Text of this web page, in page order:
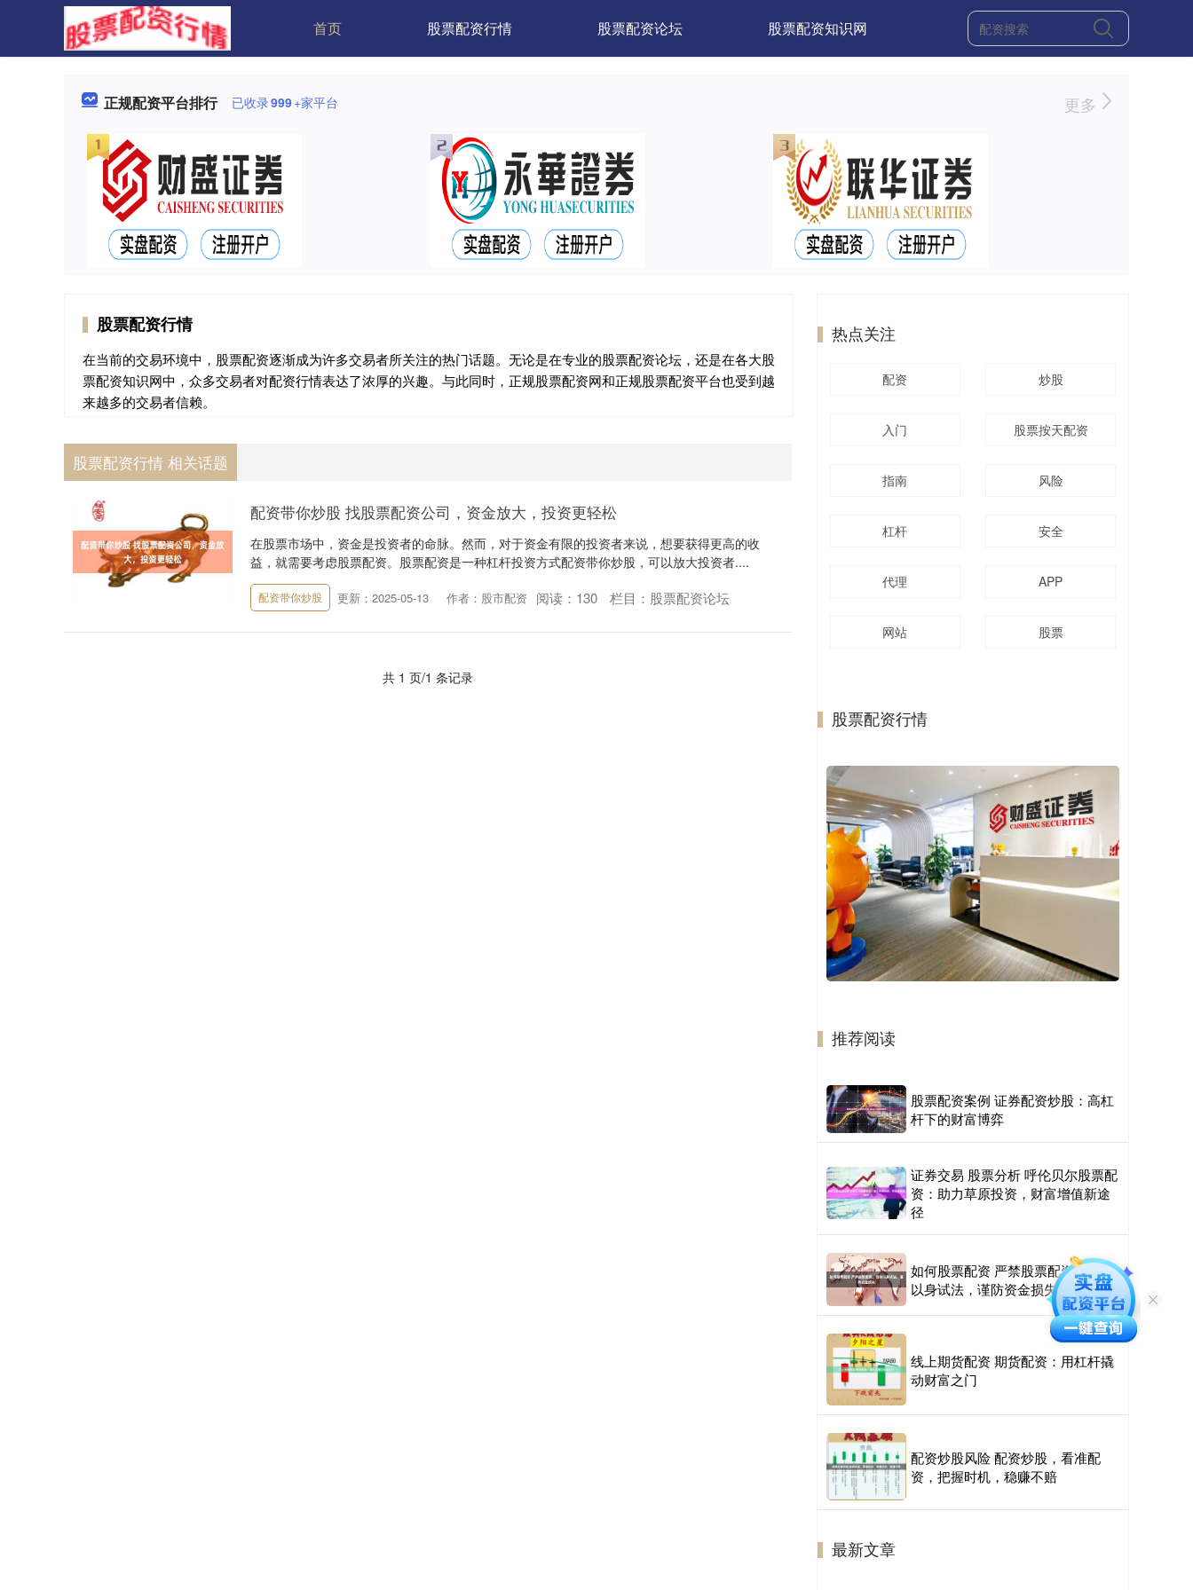
首页 股票配资行情 股票配资论坛 股票配资知识网
正规配资平台排行 已收录999+家平台 更多
股票配资行情
在当前的交易环境中，股票配资逐渐成为许多交易者所关注的热门话题。无论是在专业的股票配资论坛，还是在各大股
票配资知识网中，众多交易者对配资行情表达了浓厚的兴趣。与此同时，正规股票配资网和正规股票配资平台也受到越
来越多的交易者信赖。
股票配资行情 相关话题
配资带你炒股 找股票配资公司，资金放大，投资更轻松
在股票市场中，资金是投资者的命脉。然而，对于资金有限的投资者来说，想要获得更高的收
益，就需要考虑股票配资。股票配资是一种杠杆投资方式配资带你炒股，可以放大投资者....
配资带你炒股 更新：2025-05-13 作者：股市配资 阅读： 130 栏目： 股票配资论坛
共 1 页/1 条记录
热点关注
配资 炒股
入门 股票按天配资
指南 风险
杠杆 安全
代理 APP
网站 股票
股票配资行情
推荐阅读
股票配资案例 证券配资炒股：高杠
杆下的财富博弈
证券交易 股票分析 呼伦贝尔股票配
资：助力草原投资，财富增值新途
径
如何股票配资 严禁股票配资，切勿
以身试法，谨防资金损失
线上期货配资 期货配资：用杠杆撬
动财富之门
配资炒股风险 配资炒股，看准配
资，把握时机，稳赚不赔
最新文章